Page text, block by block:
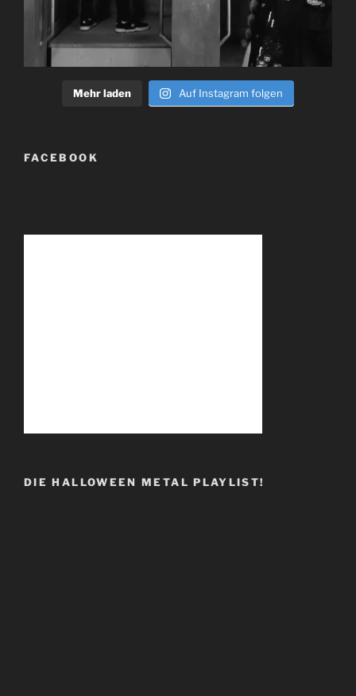
Mehr laden Auf Instagram folgen
FACEBOOK
DIE HALLOWEEN METAL PLAYLIST!